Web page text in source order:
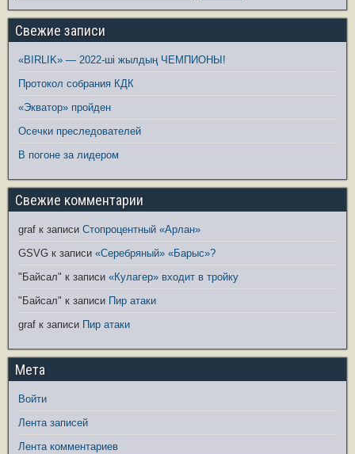
Свежие записи
«BIRLIK» — 2022-ші жылдың ЧЕМПИОНЫ!
Протокол собрания КДК
«Экватор» пройден
Осечки преследователей
В погоне за лидером
Свежие комментарии
graf к записи Стопроцентный «Арлан»
GSVG к записи «Серебряный» «Барыс»?
"Байсал" к записи «Кулагер» входит в тройку
"Байсал" к записи Пир атаки
graf к записи Пир атаки
Мета
Войти
Лента записей
Лента комментариев